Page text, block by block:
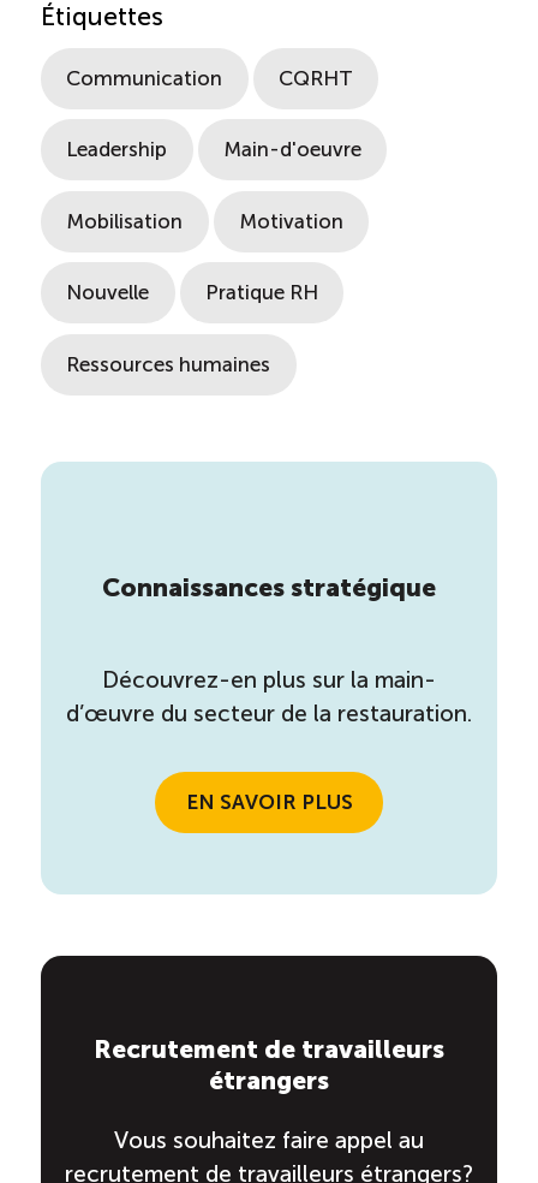
Étiquettes
Communication CQRHT
Leadership Main-d'oeuvre
Mobilisation Motivation
Nouvelle Pratique RH
Ressources humaines
Connaissances stratégique
Découvrez-en plus sur la main-
d’œuvre du secteur de la restauration.
EN SAVOIR PLUS
Recrutement de travailleurs
étrangers
Vous souhaitez faire appel au
recrutement de travailleurs étrangers?